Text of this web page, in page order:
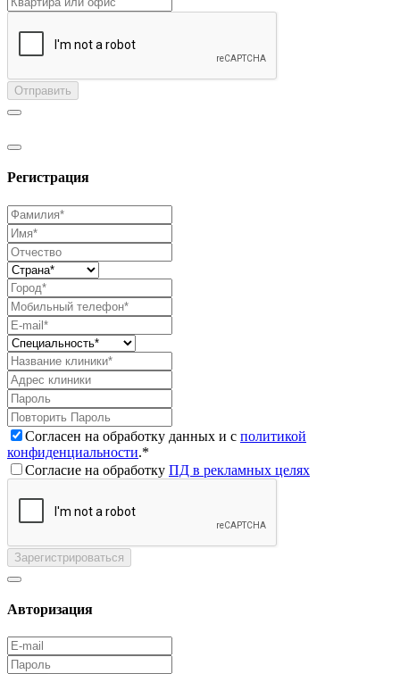
Отправить
Регистрация
Согласен на обработку данных и с политикой
конфиденциальности.*
Согласие на обработку ПД в рекламных целях
Зарегистрироваться
Авторизация